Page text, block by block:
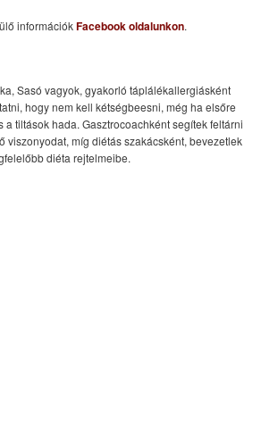
információkFacebook oldalunkon.
Sasó vagyok, gyakorló táplálékallergiásként
hogy nem kell kétségbeesni, még ha elsőre
a tiltások hada. Gasztrocoachként segítek feltárni
viszonyodat, míg diétás szakácsként, bevezetlek
diéta rejtelmeibe.